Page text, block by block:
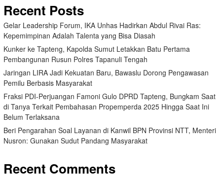
Recent Posts
Gelar Leadership Forum, IKA Unhas Hadirkan Abdul Rivai Ras:
Kepemimpinan Adalah Talenta yang Bisa Diasah
Kunker ke Tapteng, Kapolda Sumut Letakkan Batu Pertama
Pembangunan Rusun Polres Tapanuli Tengah
Jaringan LIRA Jadi Kekuatan Baru, Bawaslu Dorong Pengawasan
Pemilu Berbasis Masyarakat
Fraksi PDI-Perjuangan Famoni Gulo DPRD Tapteng, Bungkam Saat
di Tanya Terkait Pembahasan Propemperda 2025 Hingga Saat Ini
Belum Terlaksana
Beri Pengarahan Soal Layanan di Kanwil BPN Provinsi NTT, Menteri
Nusron: Gunakan Sudut Pandang Masyarakat
Recent Comments